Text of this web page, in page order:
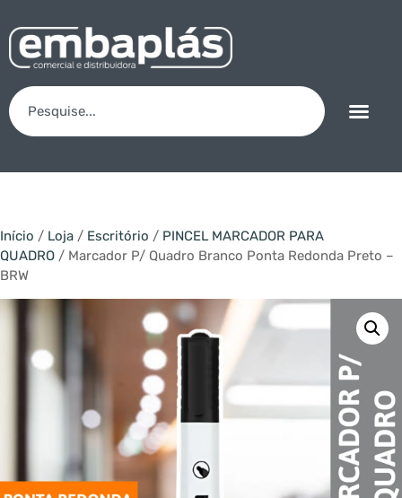
Início / Loja / Escritório / PINCEL MARCADOR PARA
QUADRO / Marcador P/ Quadro Branco Ponta Redonda Preto –
BRW